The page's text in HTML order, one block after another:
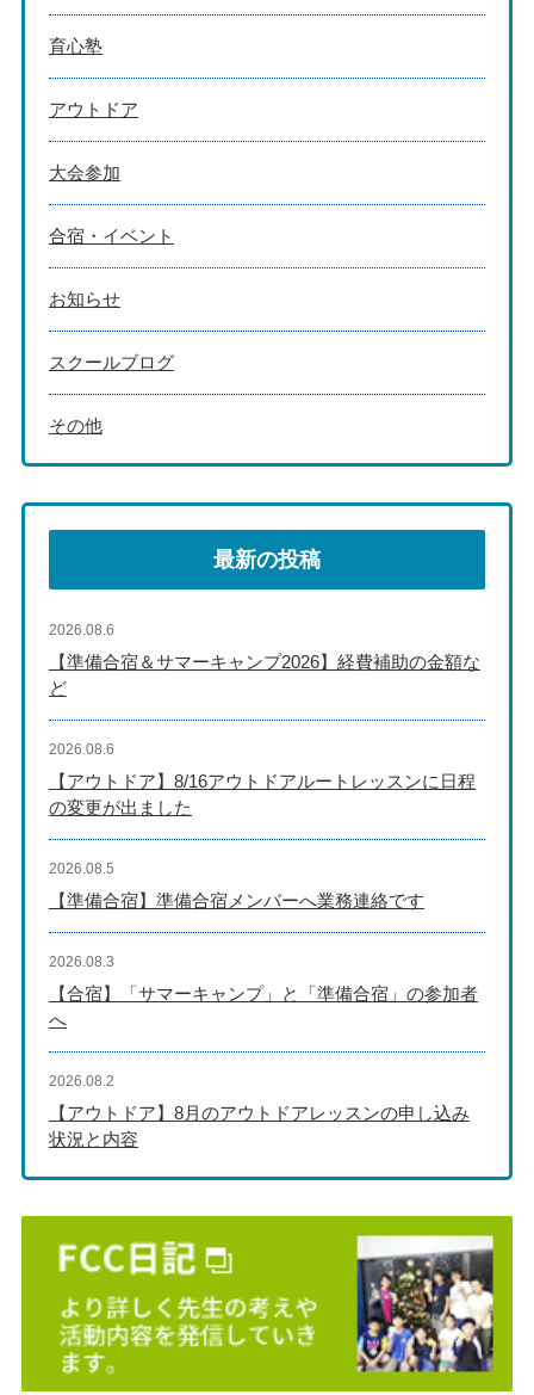
育心塾
アウトドア
大会参加
合宿・イベント
お知らせ
スクールブログ
その他
最新の投稿
【準備合宿＆サマーキャンプ2026】経費補助の金額な
ど
2026.08.6
【アウトドア】8/16アウトドアルートレッスンに日程
の変更が出ました
2026.08.6
【準備合宿】準備合宿メンバーへ業務連絡です
2026.08.5
【合宿】「サマーキャンプ」と「準備合宿」の参加者
へ
2026.08.3
【アウトドア】8月のアウトドアレッスンの申し込み
状況と内容
2026.08.2